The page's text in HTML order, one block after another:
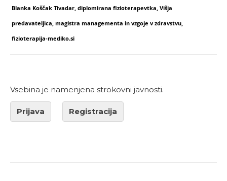
Blanka Koščak Tivadar, diplomirana fizioterapevtka, Višja
predavateljica, magistra managementa in vzgoje v zdravstvu,
fizioterapija-mediko.si
Vsebina je namenjena strokovni javnosti.
Prijava Registracija